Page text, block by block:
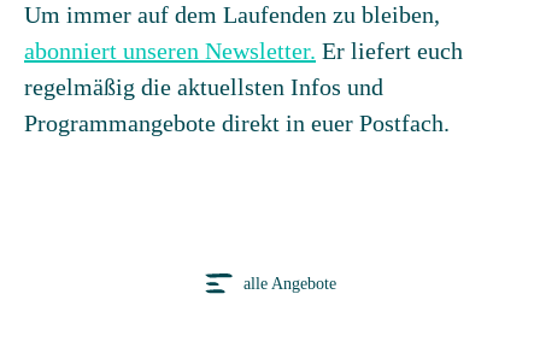
Um immer auf dem Laufenden zu bleiben,
abonniert unseren Newsletter. Er liefert euch
regelmäßig die aktuellsten Infos und
Programmangebote direkt in euer Postfach.
alle Angebote